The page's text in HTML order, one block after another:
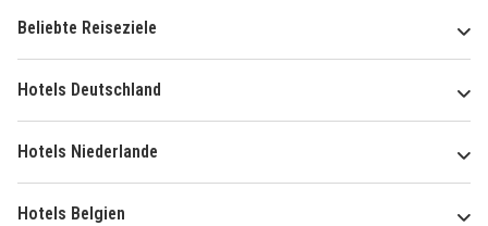
Beliebte Reiseziele
Hotels Deutschland
Hotels Niederlande
Hotels Belgien